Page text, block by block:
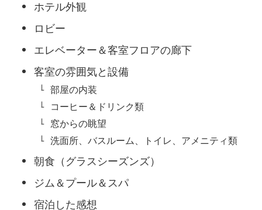
ホテル外観
ロビー
エレベーター＆客室フロアの廊下
客室の雰囲気と設備
部屋の内装
コーヒー＆ドリンク類
窓からの眺望
洗面所、バスルーム、トイレ、アメニティ類
朝食（グラスシーズンズ）
ジム＆プール＆スパ
宿泊した感想